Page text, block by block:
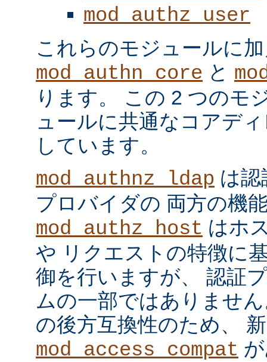
mod_authz_user
これらのモジュールに
mod_authn_core と
ります。 この 2 つのモ
ュールに共通なコアデ
しています。
mod_authnz_ldap は
プロバイダの 両方の機
mod_authz_host はホ
や リクエストの特徴に
御を行いますが、 認証
ムの一部ではありませ
の後方互換性のため、
mod_access_compat